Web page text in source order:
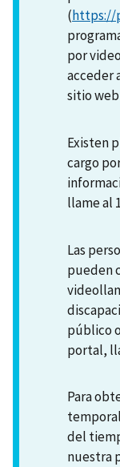
(https://
por
acceder
sitio
Existen
cargo
llame al
Las
pueden
público
portal,
Para
del
nuestra